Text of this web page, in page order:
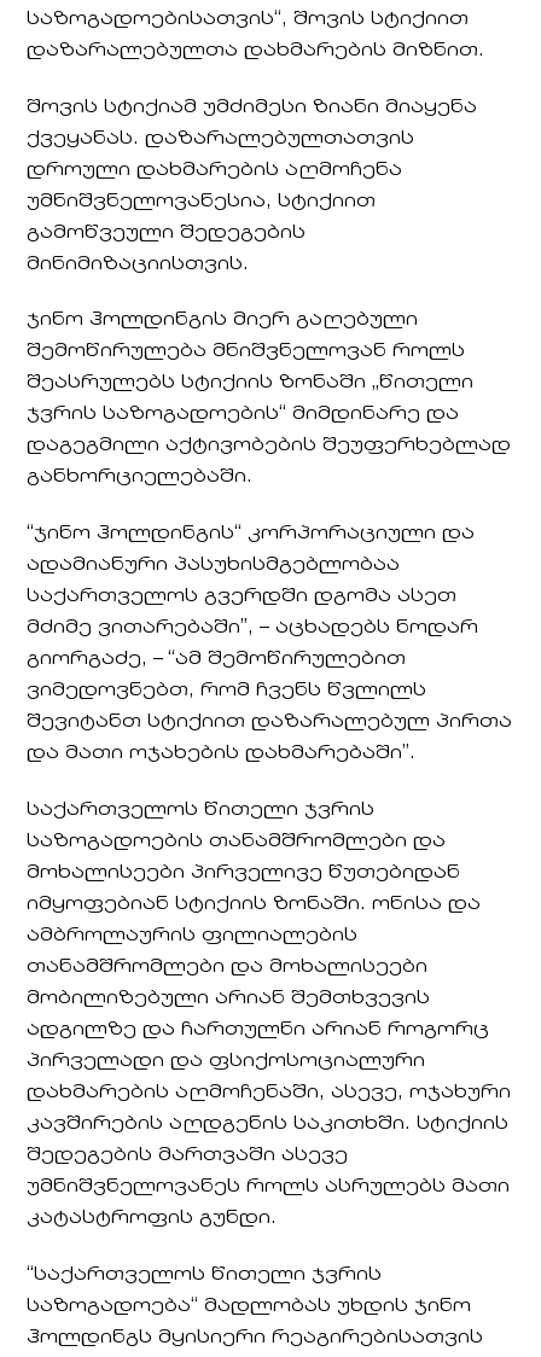
საზოგადოებისათვის“, შოვის სტიქიით
დაზარალებულთა დახმარების მიზნით.
შოვის სტიქიამ უმძიმესი ზიანი მიაყენა
ქვეყანას. დაზარალებულთათვის
დროული დახმარების აღმოჩენა
უმნიშვნელოვანესია, სტიქიით
გამოწვეული შედეგების
მინიმიზაციისთვის.
ჯინო ჰოლდინგის მიერ გაღებული
შემოწირულება მნიშვნელოვან როლს
შეასრულებს სტიქიის ზონაში „წითელი
ჯვრის საზოგადოების“ მიმდინარე და
დაგეგმილი აქტივობების შეუფერხებლად
განხორციელებაში.
“ჯინო ჰოლდინგის“ კორპორაციული და
ადამიანური პასუხისმგებლობაა
საქართველოს გვერდში დგომა ასეთ
მძიმე ვითარებაში”, – აცხადებს ნოდარ
გიორგაძე, – “ამ შემოწირულებით
ვიმედოვნებთ, რომ ჩვენს წვლილს
შევიტანთ სტიქიით დაზარალებულ პირთა
და მათი ოჯახების დახმარებაში”.
საქართველოს წითელი ჯვრის
საზოგადოების თანამშრომლები და
მოხალისეები პირველივე წუთებიდან
იმყოფებიან სტიქიის ზონაში. ონისა და
ამბროლაურის ფილიალების
თანამშრომლები და მოხალისეები
მობილიზებული არიან შემთხვევის
ადგილზე და ჩართულნი არიან როგორც
პირველადი და ფსიქოსოციალური
დახმარების აღმოჩენაში, ასევე, ოჯახური
კავშირების აღდგენის საკითხში. სტიქიის
შედეგების მართვაში ასევე
უმნიშვნელოვანეს როლს ასრულებს მათი
კატასტროფის გუნდი.
“საქართველოს წითელი ჯვრის
საზოგადოება“ მადლობას უხდის ჯინო
ჰოლდინგს მყისიერი რეაგირებისათვის